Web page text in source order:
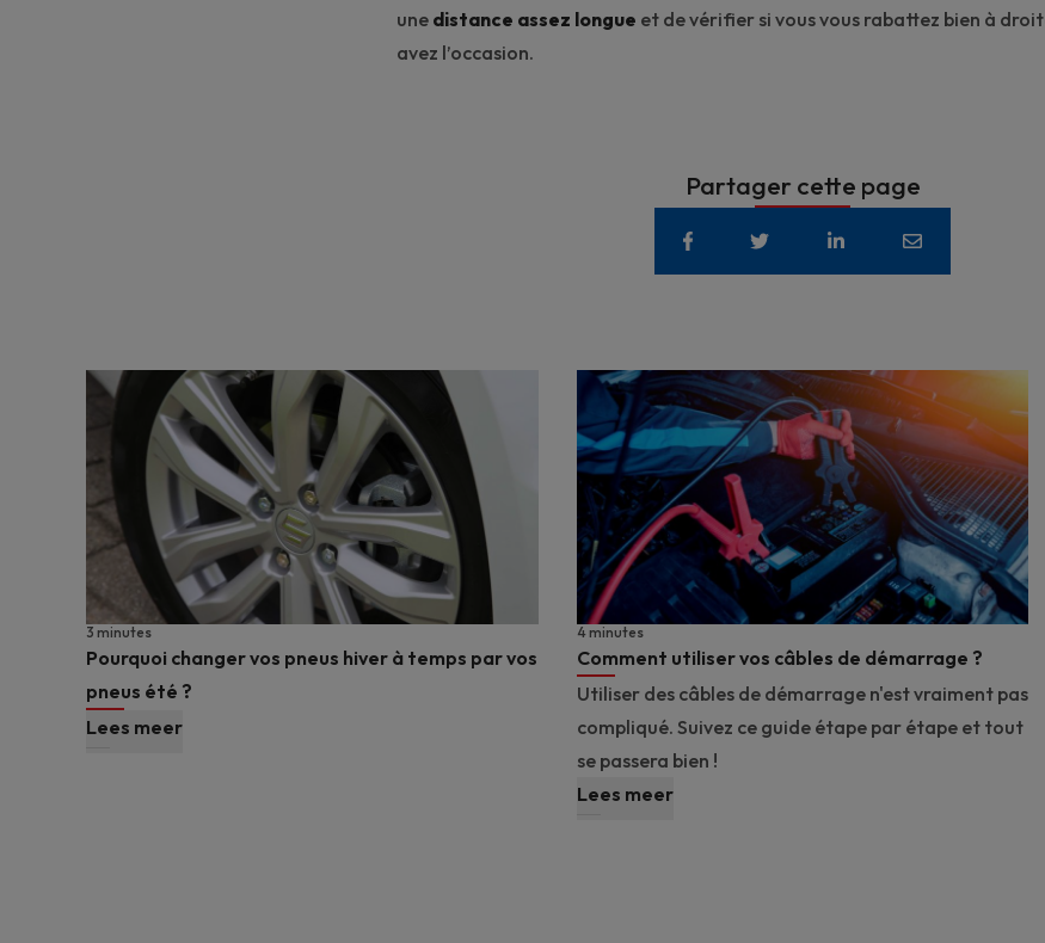
une distance assez longue et de vérifier si vous vous rabattez bien à
avez l’occasion.
Partager cette page
Pourquoi changer vos pneus hiver à temps par vos
pneus été ?
3 minutes
Lees meer
Comment utiliser vos câbles de démarrage ?
4 minutes
Utiliser des câbles de démarrage n'est vraiment pas
compliqué. Suivez ce guide étape par étape et tout
se passera bien !
Lees meer